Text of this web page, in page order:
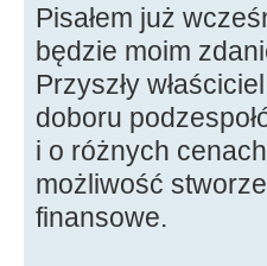
Pisałem już
będzie moim
Przyszły
doboru
i o różnych
możliwość
finansowe.